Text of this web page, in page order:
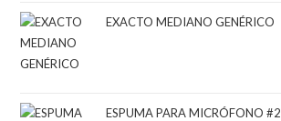
EXACTO MEDIANO GENÉRICO
ESPUMA PARA MICRÓFONO #2